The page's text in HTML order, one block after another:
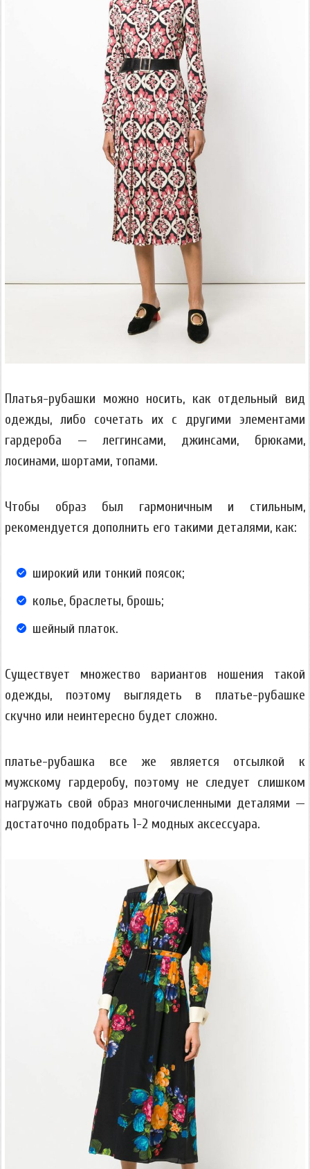
Платья-рубашки можно носить, как отдельный вид
одежды, либо сочетать их с другими элементами
гардероба — леггинсами, джинсами, брюками,
лосинами, шортами, топами.
Чтобы образ был гармоничным и стильным,
рекомендуется дополнить его такими деталями, как:
широкий или тонкий поясок;
колье, браслеты, брошь;
шейный платок.
Существует множество вариантов ношения такой
одежды, поэтому выглядеть в платье-рубашке
скучно или неинтересно будет сложно.
платье-рубашка все же является отсылкой к
мужскому гардеробу, поэтому не следует слишком
нагружать свой образ многочисленными деталями —
достаточно подобрать 1-2 модных аксессуара.